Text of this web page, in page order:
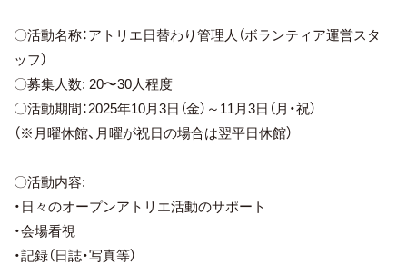
〇活動名称：アトリエ日替わり管理人（ボランティア運営スタ
ッフ）
〇募集人数: 20〜30人程度
〇活動期間：2025年10月3日（金）～11月3日（月・祝）
（※月曜休館、月曜が祝日の場合は翌平日休館）
〇活動内容:
・日々のオープンアトリエ活動のサポート
・会場看視
・記録（日誌・写真等）